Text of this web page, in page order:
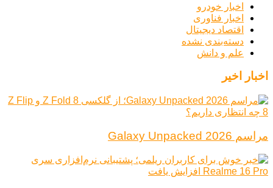
اخبار خودرو
اخبار فناوری
اقتصاد دیجیتال
دسته‌بندی نشده
علم و دانش
اخبار اخیر
مراسم Galaxy Unpacked 2026